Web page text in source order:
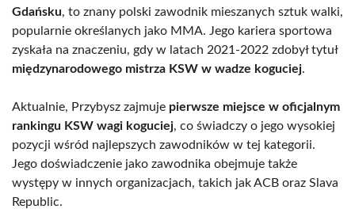
Gdańsku, to znany polski zawodnik mieszanych sztuk walki,
popularnie określanych jako MMA. Jego kariera sportowa
zyskała na znaczeniu, gdy w latach 2021-2022 zdobył tytuł
międzynarodowego mistrza KSW w wadze koguciej.
Aktualnie, Przybysz zajmuje pierwsze miejsce w oficjalnym
rankingu KSW wagi koguciej, co świadczy o jego wysokiej
pozycji wśród najlepszych zawodników w tej kategorii.
Jego doświadczenie jako zawodnika obejmuje także
występy w innych organizacjach, takich jak ACB oraz Slava
Republic.